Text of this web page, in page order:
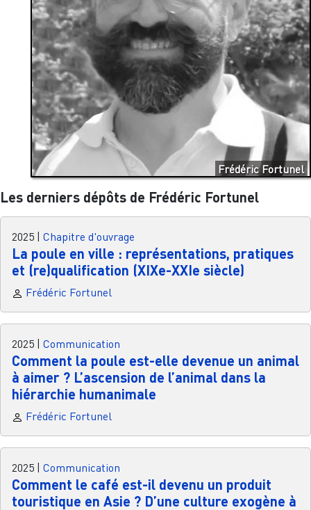
Frédéric Fortunel
Les derniers dépôts de Frédéric Fortunel
2025 Chapitre d'ouvrage
La poule en ville : représentations, pratiques
et (re)qualification (XIXe-XXIe siècle)
Frédéric Fortunel
2025 Communication
Comment la poule est-elle devenue un animal
à aimer ? L’ascension de l’animal dans la
hiérarchie humanimale
Frédéric Fortunel
2025 Communication
Comment le café est-il devenu un produit
touristique en Asie ? D’une culture exogène à